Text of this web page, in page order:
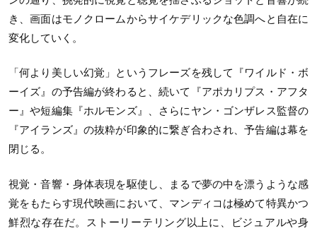
き、画面はモノクロームからサイケデリックな色調へと自在に
変化していく。
「何より美しい幻覚」というフレーズを残して『ワイルド・ボ
ーイズ』の予告編が終わると、続いて『アポカリプス・アフタ
ー』や短編集『ホルモンズ』、さらにヤン・ゴンザレス監督の
『アイランズ』の抜粋が印象的に繋ぎ合わされ、予告編は幕を
閉じる。
視覚・音響・身体表現を駆使し、まるで夢の中を漂うような感
覚をもたらす現代映画において、マンディコは極めて特異かつ
鮮烈な存在だ。ストーリーテリング以上に、ビジュアルや身